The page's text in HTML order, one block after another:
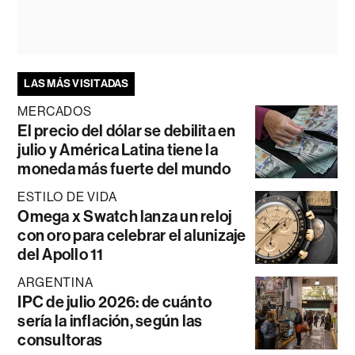
LAS MÁS VISITADAS
MERCADOS
El precio del dólar se debilita en
julio y América Latina tiene la
moneda más fuerte del mundo
ESTILO DE VIDA
Omega x Swatch lanza un reloj
con oro para celebrar el alunizaje
del Apollo 11
ARGENTINA
IPC de julio 2026: de cuánto
sería la inflación, según las
consultoras